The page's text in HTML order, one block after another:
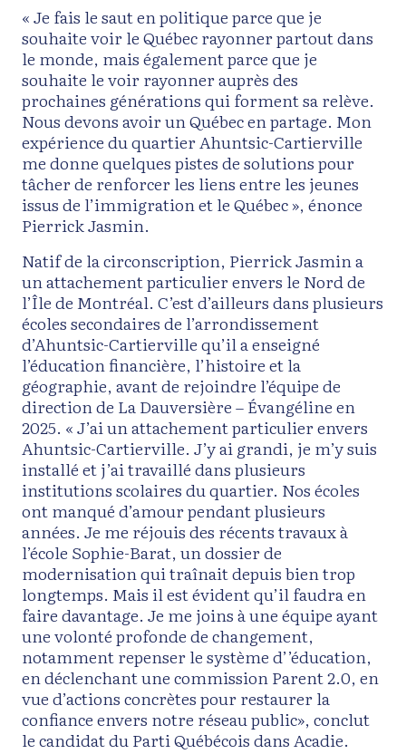
« Je fais le saut en politique parce que je
souhaite voir le Québec rayonner partout dans
le monde, mais également parce que je
souhaite le voir rayonner auprès des
prochaines générations qui forment sa relève.
Nous devons avoir un Québec en partage. Mon
expérience du quartier Ahuntsic-Cartierville
me donne quelques pistes de solutions pour
tâcher de renforcer les liens entre les jeunes
issus de l’immigration et le Québec », énonce
Pierrick Jasmin.
Natif de la circonscription, Pierrick Jasmin a
un attachement particulier envers le Nord de
l’Île de Montréal. C’est d’ailleurs dans plusieurs
écoles secondaires de l’arrondissement
d’Ahuntsic-Cartierville qu’il a enseigné
l’éducation financière, l’histoire et la
géographie, avant de rejoindre l’équipe de
direction de La Dauversière – Évangéline en
2025. « J’ai un attachement particulier envers
Ahuntsic-Cartierville. J’y ai grandi, je m’y suis
installé et j’ai travaillé dans plusieurs
institutions scolaires du quartier. Nos écoles
ont manqué d’amour pendant plusieurs
années. Je me réjouis des récents travaux à
l’école Sophie-Barat, un dossier de
modernisation qui traînait depuis bien trop
longtemps. Mais il est évident qu’il faudra en
faire davantage. Je me joins à une équipe ayant
une volonté profonde de changement,
notamment repenser le système d’’éducation,
en déclenchant une commission Parent 2.0, en
vue d’actions concrètes pour restaurer la
confiance envers notre réseau public», conclut
le candidat du Parti Québécois dans Acadie.